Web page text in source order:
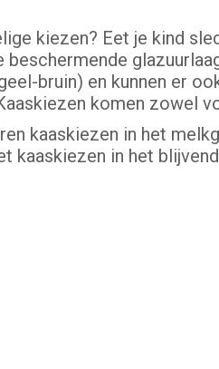
kiezen? Eet je kind
beschermende
bruin) en kunnen er
komen zowel
kaaskiezen in het
kaaskiezen in het